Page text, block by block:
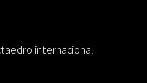
internacional